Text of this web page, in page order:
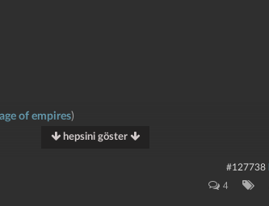
age of empires)
dedirten entry kavramı yatmaktadır. ancak biz
hepsini göster
#127738
4